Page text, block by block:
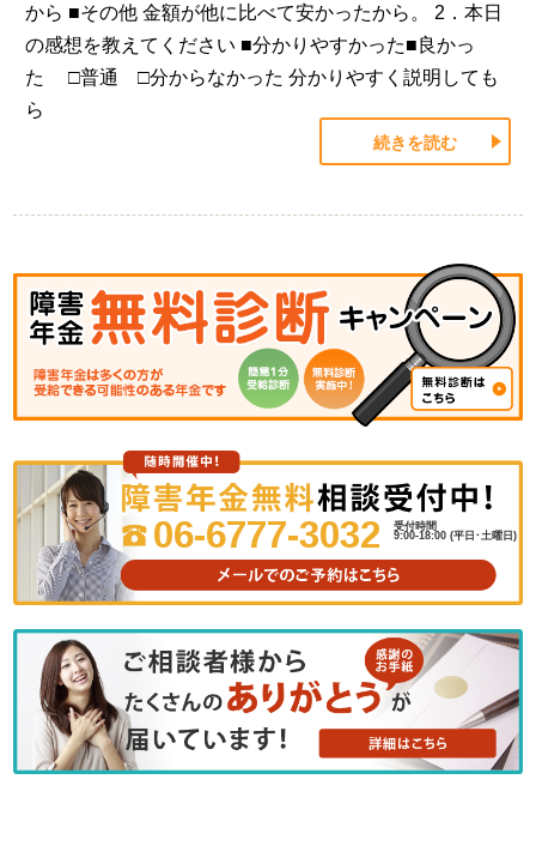
から ■その他 金額が他に比べて安かったから。 2．本日
の感想を教えてください ■分かりやすかった■良かっ
た □普通 □分からなかった 分かりやすく説明しても
ら
続きを読む
06-6777-3032
受付時間
9:00-18:00 (平日･土曜日)